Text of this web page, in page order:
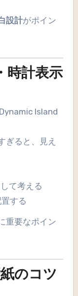
設計がポイン
時計表示
Island
ぎると、見え
て考える
する
重要なポイン
のコツ